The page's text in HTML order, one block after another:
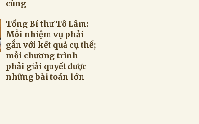
cùng
Tổng Bí thư Tô Lâm:
Mỗi nhiệm vụ phải
gắn với kết quả cụ thể;
mỗi chương trình
phải giải quyết được
những bài toán lớn